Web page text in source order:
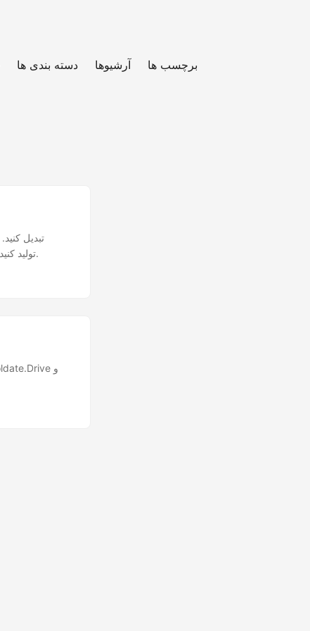
دسته بندی ها آرشیوها برچسب ها
استخراج کنید یا توضیحات مبتنی بر هوش مصنوعی برای تصاویر با مبدل رایگان آنلاین Conholdate تولید کنید.